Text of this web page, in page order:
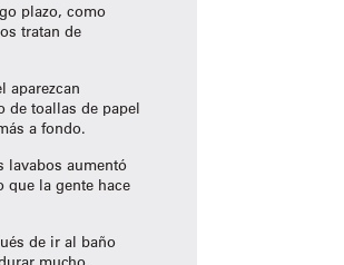
plazo, como
tratan de
aparezcan
de toallas de papel
a fondo.
lavabos aumentó
que la gente hace
de ir al baño
mucho.